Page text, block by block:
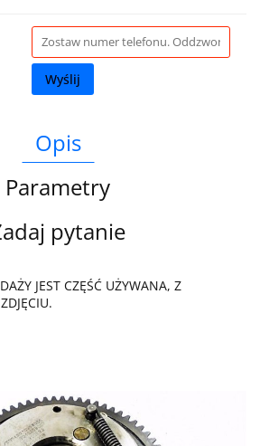
Wyślij
Opis
Parametry
pytanie
JEST CZĘŚĆ UŻYWANA, Z